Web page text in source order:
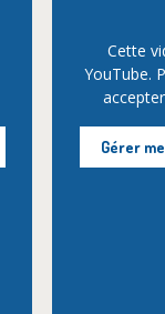
Cette
YouTube.
Gérer